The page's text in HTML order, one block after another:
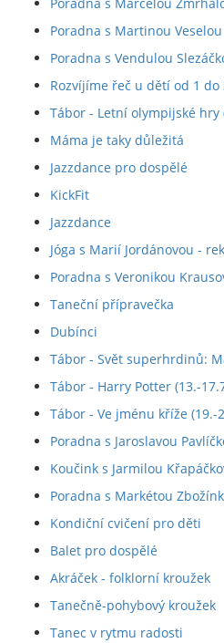
Poradna s Martinou Veselou
Poradna s Vendulou
Rozvíjíme řeč u dětí od 1 do
Tábor - Letní olympijské hry
Máma je taky důležitá
Jazzdance pro dospělé
KickFit
Jazzdance
Jóga s Marií Jordánovou -
Poradna s Veronikou
Taneční přípravečka
Dubínci
Tábor - Svět superhrdinů:
Tábor - Harry Potter (13.-
Tábor - Ve jménu kříže (19.-
Poradna s Jaroslavou
Koučink s Jarmilou
Poradna s Markétou
Kondiční cvičení pro děti
Balet pro dospělé
Akráček - folklorní kroužek
Tanečně-pohybový kroužek
Tanec v rytmu radosti